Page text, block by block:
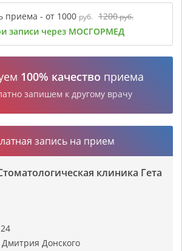
приема - от 1000 руб. 1200руб.
записи через МОСГОРМЕД
100% качество приема
запишем к другому врачу
запись на прием
клиника Гета
Дмитрия Донского